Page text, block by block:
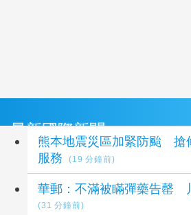
最新國際新聞
熊本地震災區加緊防颱 搶
服務
(19 分鐘前)
華郵：不滿被瞞彈藥告罄
(31 分鐘前)